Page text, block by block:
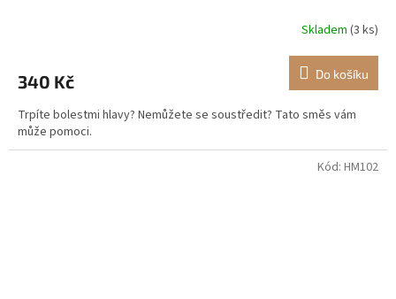
Skladem (3 ks)
340 Kč Do košíku
Trpíte bolestmi hlavy? Nemůžete se soustředit? Tato směs vám
může pomoci.
Kód: HM102